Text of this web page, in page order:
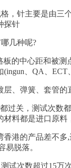
针主要是由三个
探针
几种呢?
中心距和被测
、QA、
弹簧、套管的
关，测试次数都
料都是进口原料
的产品差不多,
易脱落。
次数超过15万次